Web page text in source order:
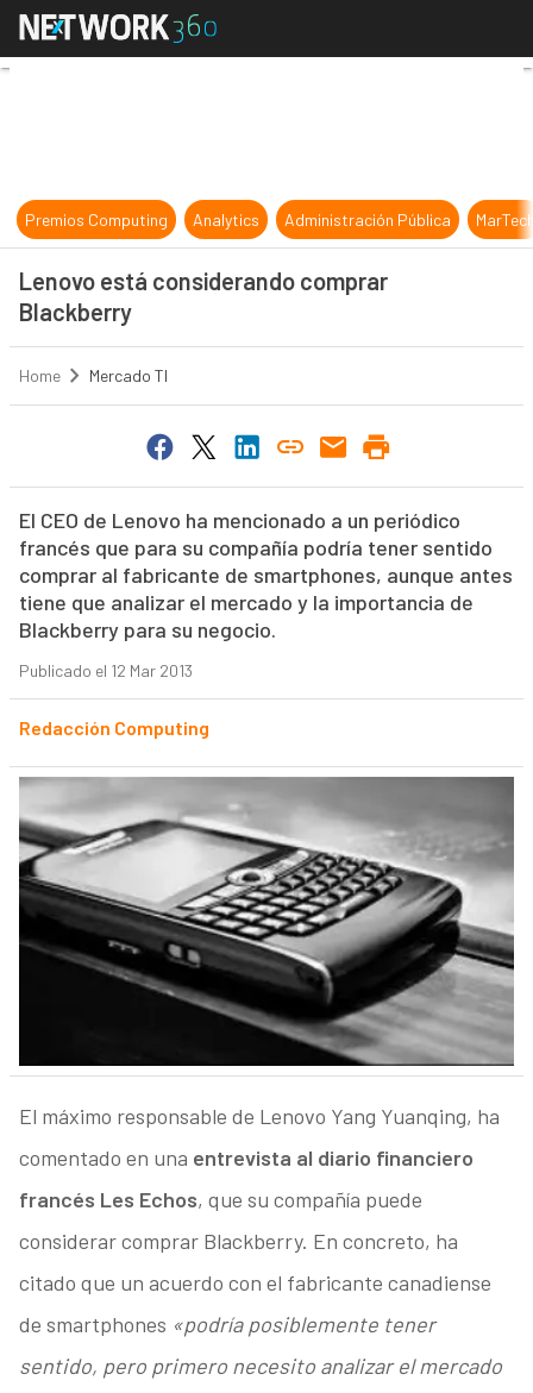
Lenovo está considerando
Premios Computing Analytics Administración Pública
Lenovo está considerando comprar
Blackberry
Home Mercado TI
El CEO de Lenovo ha mencionado a un periódico
francés que para su compañía podría tener sentido
comprar al fabricante de smartphones, aunque antes
tiene que analizar el mercado y la importancia de
Blackberry para su negocio.
Publicado el 12 Mar 2013
Redacción Computing
El máximo responsable de Lenovo Yang Yuanqing, ha
comentado en una entrevista al diario financiero
francés Les Echos, que su compañía puede
considerar comprar Blackberry. En concreto, ha
citado que un acuerdo con el fabricante canadiense
de smartphones «podría posiblemente tener
sentido, pero primero necesito analizar el mercado